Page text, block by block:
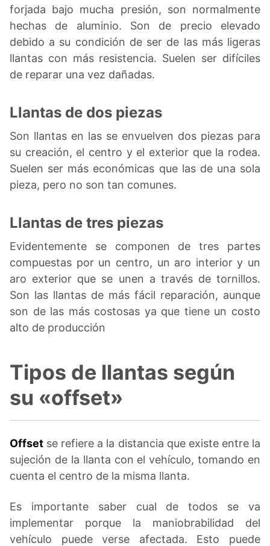
forjada bajo mucha presión, son normalmente
hechas de aluminio. Son de precio elevado
debido a su condición de ser de las más ligeras
llantas con más resistencia. Suelen ser difíciles
de reparar una vez dañadas.
Llantas de dos piezas
Son llantas en las se envuelven dos piezas para
su creación, el centro y el exterior que la rodea.
Suelen ser más económicas que las de una sola
pieza, pero no son tan comunes.
Llantas de tres piezas
Evidentemente se componen de tres partes
compuestas por un centro, un aro interior y un
aro exterior que se unen a través de tornillos.
Son las llantas de más fácil reparación, aunque
son de las más costosas ya que tiene un costo
alto de producción
Tipos de llantas según
su «offset»
Offset se refiere a la distancia que existe entre la
sujeción de la llanta con el vehículo, tomando en
cuenta el centro de la misma llanta.
Es importante saber cual de todos se va
implementar porque la maniobrabilidad del
vehículo puede verse afectada. Esto puede